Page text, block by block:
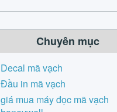
Chuyên mục
Decal mã vạch
Đầu in mã vạch
giá mua máy đọc mã vạch